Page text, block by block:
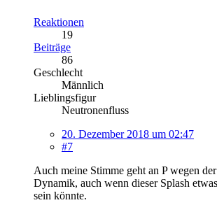
Reaktionen
19
Beiträge
86
Geschlecht
Männlich
Lieblingsfigur
Neutronenfluss
20. Dezember 2018 um 02:47
#7
Auch meine Stimme geht an P wegen
Dynamik, auch wenn dieser Splash
sein könnte.